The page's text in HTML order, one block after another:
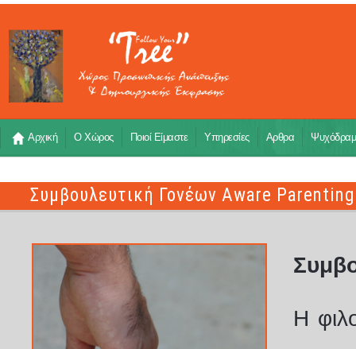
Αρχική Ο Χώρος Ποιοί Είμαστε Υπηρεσίες Αρθρα
Συμβουλευτική Γονέων Aware Parenting
Η